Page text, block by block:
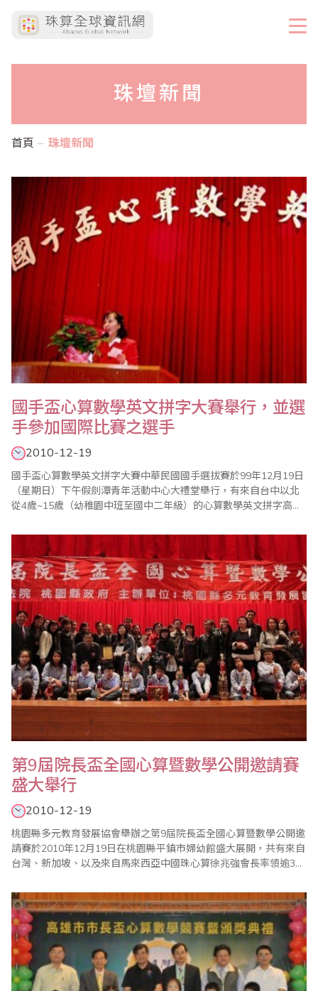
珠壇新聞
首頁 珠壇新聞
國手盃心算數學英文拼字大賽舉行，並選
手參加國際比賽之選手
2010-12-19
國手盃心算數學英文拼字大賽中華民國國手選拔賽於99年12月19日
（星期日）下午假劍潭青年活動中心大禮堂舉行，有來自台中以北
從4歲~15歲（幼稚園中班至國中二年級）的心算數學英文拼字高手
英文拼字大賽。 2007年開始，國手選拔賽除心算數學比賽外，特別
增加英文比賽，主要目的是要提升語言溝通能力及國際性的比賽，
本國選手與外國選手間的互動..
第9屆院長盃全國心算暨數學公開邀請賽
盛大舉行
2010-12-19
桃園縣多元教育發展協會舉辦之第9屆院長盃全國心算暨數學公開邀
請賽於2010年12月19日在桃園縣平鎮市婦幼館盛大展開，共有來自
台灣、新加坡、以及來自馬來西亞中國珠心算徐兆強會長率領逾30
鎮市市長夫人呂玉玲代表平鎮市陳萬得市長、台灣省商業會林元翔
副秘書長，及珠算界楊程焰老師、鍾健美老師等多位蒞臨現場鼓勵
選手，場面盛大熱鬧非凡。 &n..